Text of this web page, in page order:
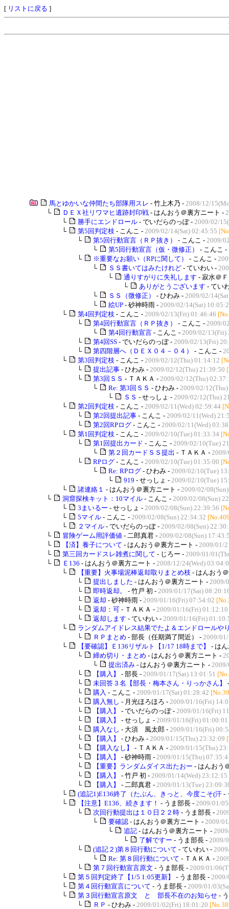
[ リストに戻る ]
馬とゆかいな仲間たち部隊用スレ - 竹上木乃 - 2008/12/
└
ＤＥＸ社リワマヒ遺跡封印戦 - はんおう＠裏方ニート -
└
勝手にエンドロール - でいだらのっぽ - 2009/02/
└
第5回判定枝 - こんこ - 2009/02/14(Sat) 02:45:55
└
第5回行動宣言（ＲＰ抜き） - こんこ - 2009/
└
第5回行動宣言（仮・微修正） - こんこ -
└
※重要なお願い（RPに関して） - こんこ -
└
ＳＳ書いてはみたけれど - ていわい -
└
通りすがりに失礼します - 寂水＠
└
ありがとうございます - てい
└
ＳＳ（微修正） - ひわみ - 2009/02/
└
絵UP - 砂神時雨 - 2009/02/14(Sat)
└
第4回判定枝 - こんこ - 2009/02/13(Fri) 01:46:46
└
第4回行動宣言（ＲＰ抜き） - こんこ - 2009/
└
第4回行動宣言 - こんこ - 2009/02/13(Fri)
└
第4回SS - でいだらのっぽ - 2009/02/13(Fri)
└
第四階層へ（ＤＥＸ０４－０４） - こんこ -
└
第3回判定枝 - こんこ - 2009/02/12(Thu) 01:14:12
└
提出記事 - ひわみ - 2009/02/12(Thu) 21:39:50
└
第3回ＳＳ - ＴＡＫＡ - 2009/02/12(Thu)
└
Re: 第3回ＳＳ - ひわみ - 2009/02/
└
ＳＳ - せっしょ - 2009/02/12(Thu)
└
第2回判定枝 - こんこ - 2009/02/11(Wed) 02:59:44
└
第2回提出記事 - こんこ - 2009/02/11(Wed)
└
第2回RPログ - こんこ - 2009/02/11(Wed)
└
第1回判定枝 - こんこ - 2009/02/10(Tue) 01:33:34
└
第1回提出カード - こんこ - 2009/02/10(Tue)
└
第２回カードＳＳ提出 - ＴＡＫＡ -
└
RPログ - こんこ - 2009/02/10(Tue) 01:35:00
└
Re: RPログ - ひわみ - 2009/02/10(Tue)
└
919 - せっしょ - 2009/02/10(Tue)
└
諸連絡１ - はんおう＠裏方ニート - 2009/02/
└
洞窟探検キット：10マイル - こんこ - 2009/02/08(Sun)
└
3まいるー - せっしょ - 2009/02/08(Sun) 22:39:56
└
5マイル - こんこ - 2009/02/08(Sun) 22:34:32
└
２マイル - でいだらのっぽ - 2009/02/08(Sun)
└
冒険ゲーム用評価値 - 二郎真君 - 2009/02/08(Sun)
└
【済】養子について - はんおう＠裏方ニート - 2009/01/
└
第三回カードスレ雑煮に関して - じろー - 2009/01/
└
Ｅ136 - はんおう＠裏方ニート - 2008/12/24(Wed)
└
【重要】火事場泥棒返却取りまとめ枝 - はんおう
└
提出しました - はんおう＠裏方ニート - 2009/
└
即時返却。 - 竹戸 初 - 2009/01/17(Sat)
└
返却 - 砂神時雨 - 2009/01/16(Fri) 07:54:02
└
返却：可 - ＴＡＫＡ - 2009/01/16(Fri) 01:12:10
└
返却します - ていわい - 2009/01/16(Fri)
└
ランダムアイドレス結果でたよ＆エンドロールや
└
ＲＰまとめ - 部長（任期満了間近） - 2009/
└
【要確認】Ｅ136リザルト【1/17 18時まで】
- は
└
締め切り・まとめ - はんおう＠裏方ニート -
└
提出済み - はんおう＠裏方ニート -
└
【購入】 - 部長 - 2009/01/17(Sat) 13:01:51
└
未回答３名【部長・梅本さん・りっかさん】
└
購入 - こんこ - 2009/01/17(Sat) 01:28:42
└
購入無し - 月光ほろほろ - 2009/01/16(Fri)
└
【購入】 - でいだらのっぽ - 2009/01/16(Fri)
└
【購入】 - せっしょ - 2009/01/16(Fri) 01:00:01
└
購入なし - 大須 風太郎 - 2009/01/16(Fri)
└
【購入】 - ひわみ - 2009/01/15(Thu) 23:32:09
└
【購入なし】 - ＴＡＫＡ - 2009/01/15(Thu)
└
【購入】 - 砂神時雨 - 2009/01/15(Thu)
└
【重要】ランダムダイス出たおー - はんおう
└
【購入】 - 竹戸 初 - 2009/01/14(Wed) 23:12:15
└
【購入】 - 二郎真君 - 2009/01/13(Tue)
└
(追記1)E136終了（たぶん、きっと、今度こそ(汗 -
└
【注意】E136、続きます！ - うま部長 - 2009/01/
└
次回行動提出は１０日２２時 - うま部長 -
└
要確認 - はんおう＠裏方ニート - 2009/
└
追記 - はんおう＠裏方ニート -
└
了解ですー - うま部長 - 2009/
└
(追記２)第８回行動について - ていわい -
└
Re: 第８回行動について - ＴＡＫＡ -
└
第７回行動宣言原文 - うま部長 - 2009/01/
└
第５回判定終了【1/5 1:05更新】 - うま部長 -
└
第４回行動宣言について - うま部長 - 2009/01/
└
第３回行動宣言原文 と 部長不在のお知らせ -
└
ＲＰ - ひわみ - 2009/01/02(Fri) 18:01:20